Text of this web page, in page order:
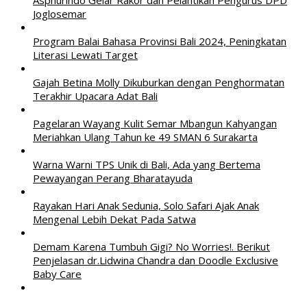
Joglosemar
Program Balai Bahasa Provinsi Bali 2024, Peningkatan
Literasi Lewati Target
Gajah Betina Molly Dikuburkan dengan Penghormatan
Terakhir Upacara Adat Bali
Pagelaran Wayang Kulit Semar Mbangun Kahyangan
Meriahkan Ulang Tahun ke 49 SMAN 6 Surakarta
Warna Warni TPS Unik di Bali, Ada yang Bertema
Pewayangan Perang Bharatayuda
Rayakan Hari Anak Sedunia, Solo Safari Ajak Anak
Mengenal Lebih Dekat Pada Satwa
Demam Karena Tumbuh Gigi? No Worries!. Berikut
Penjelasan dr.Lidwina Chandra dan Doodle Exclusive
Baby Care